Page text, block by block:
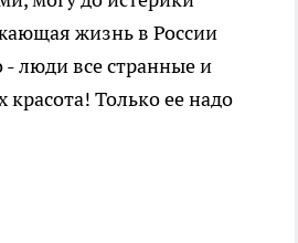
жизнь в России
люди все странные и
Только ее надо